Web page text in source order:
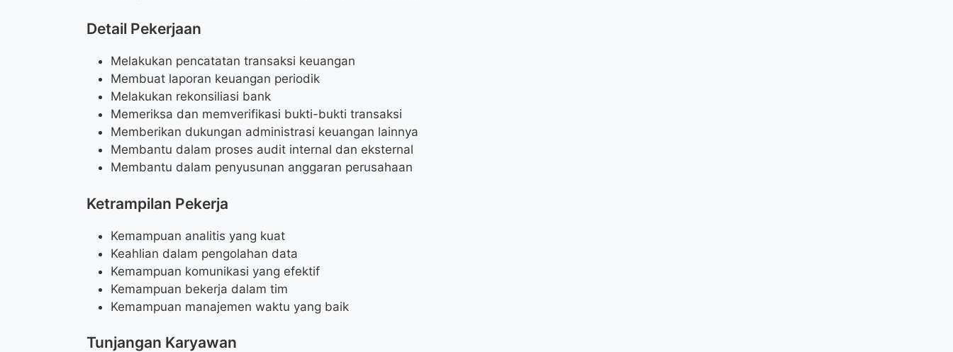
Detail Pekerjaan
Melakukan pencatatan transaksi keuangan
Membuat laporan keuangan periodik
Melakukan rekonsiliasi bank
Memeriksa dan memverifikasi bukti-bukti transaksi
Memberikan dukungan administrasi keuangan lainnya
Membantu dalam proses audit internal dan eksternal
Membantu dalam penyusunan anggaran perusahaan
Ketrampilan Pekerja
Kemampuan analitis yang kuat
Keahlian dalam pengolahan data
Kemampuan komunikasi yang efektif
Kemampuan bekerja dalam tim
Kemampuan manajemen waktu yang baik
Tunjangan Karyawan